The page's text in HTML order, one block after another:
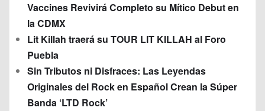
Vaccines Revivirá Completo su Mítico Debut en
la CDMX
Lit Killah traerá su TOUR LIT KILLAH al Foro
Puebla
Sin Tributos ni Disfraces: Las Leyendas
Originales del Rock en Español Crean la Súper
Banda ‘LTD Rock’